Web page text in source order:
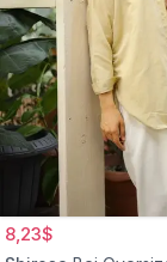
8,23$